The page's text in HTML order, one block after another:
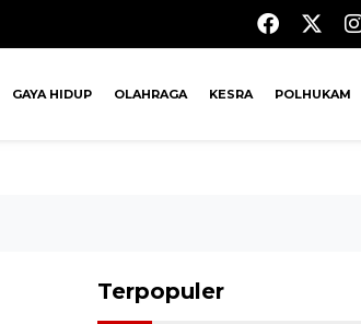
GAYA HIDUP OLAHRAGA KESRA POLHUKAM
Terpopuler